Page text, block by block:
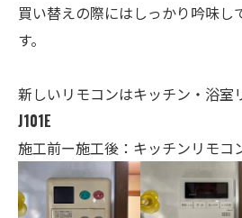
買い替えの際にはしっかり吟味し
す。
新しいリモコンはキッチン・ 浴室
J101E
施工前ー施工後：キッチンリモコ